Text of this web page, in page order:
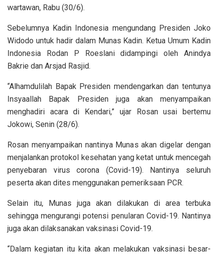
wartawan, Rabu (30/6).
Sebelumnya Kadin Indonesia mengundang Presiden Joko
Widodo untuk hadir dalam Munas Kadin. Ketua Umum Kadin
Indonesia Rodan P Roeslani didampingi oleh Anindya
Bakrie dan Arsjad Rasjid.
“Alhamdulilah Bapak Presiden mendengarkan dan tentunya
Insyaallah Bapak Presiden juga akan menyampaikan
menghadiri acara di Kendari,” ujar Rosan usai bertemu
Jokowi, Senin (28/6).
Rosan menyampaikan nantinya Munas akan digelar dengan
menjalankan protokol kesehatan yang ketat untuk mencegah
penyebaran virus corona (Covid-19). Nantinya seluruh
peserta akan dites menggunakan pemeriksaan PCR.
Selain itu, Munas juga akan dilakukan di area terbuka
sehingga mengurangi potensi penularan Covid-19. Nantinya
juga akan dilaksanakan vaksinasi Covid-19.
“Dalam kegiatan itu kita akan melakukan vaksinasi besar-